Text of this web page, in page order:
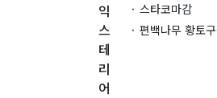
익
스
테
리
어
스타코마감
편백나무 황토